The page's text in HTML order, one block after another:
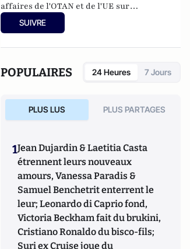
affaires de l'OTAN et de l'UE sur
europeanconservative.com
17 ans d'expérience dans les domaines de la
que consultant et fournit des informations
stratégiques sur les affaires mondiales et
SUIVRE
POPULAIRES 24 Heures 7 Jours
PLUS LUS PLUS PARTAGES
1Jean Dujardin & Laetitia Casta
étrennent leurs nouveaux
amours, Vanessa Paradis &
Samuel Benchetrit enterrent le
leur; Leonardo di Caprio fond,
Victoria Beckham fait du brukini,
Cristiano Ronaldo du bisco-fils;
Suri ex Cruise joue du